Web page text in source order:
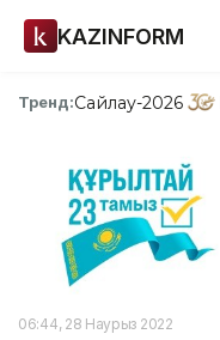
KAZINFORM
Тренд:Сайлау-2026
06:44, 28 Наурыз 2022